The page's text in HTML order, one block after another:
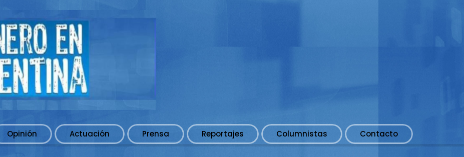
Opinión Actuación Prensa Reportajes Columnistas Contacto